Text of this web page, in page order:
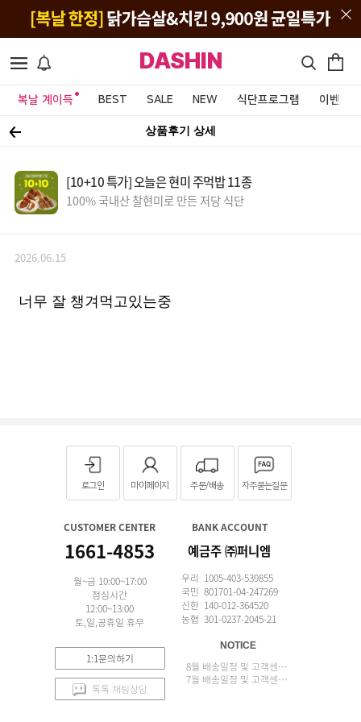
DASHIN
복날 계이득 BEST SALE NEW 식단프로그램 이벤트&
상품후기 상세
[10+10 특가] 오늘은 현미 주먹밥 11종
100% 국내산 찰현미로 만든 저당 식단
2026.06.15
너무 잘 챙겨먹고있는중
로그인 마이페이지 주문/배송 자주묻는질문
CUSTOMER CENTER
1661-4853
월~금 10:00~17:00
점심시간
12:00~13:00
토,일,공휴일 휴무
1:1문의하기
톡톡 채팅상담
BANK ACCOUNT
예금주 ㈜퍼니엠
우리 1005-403-539855
국민 801701-04-247269
신한 140-012-364520
농협 301-0237-2045-21
NOTICE
8월 배송일정 및 고객센터 업무 안내
7월 배송일정 및 고객센터 업무 안내